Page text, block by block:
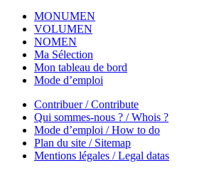
MONUMEN
VOLUMEN
NOMEN
Ma Sélection
Mon tableau de bord
Mode d’emploi
Contribuer / Contribute
Qui sommes-nous ? / Whois ?
Mode d’emploi / How to do
Plan du site / Sitemap
Mentions légales / Legal datas